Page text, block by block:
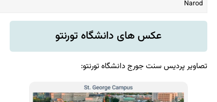
دانشگاه تورنتو
دانشگاه تورنتو: